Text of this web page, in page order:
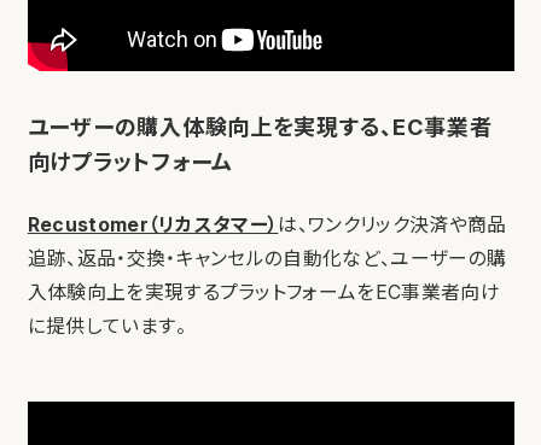
ユーザーの購入体験向上を実現する、EC事業者
向けプラットフォーム
Recustomer（リカスタマー） は、ワンクリック決済や商品
追跡、返品・交換・キャンセルの自動化など、ユーザーの購
入体験向上を実現するプラットフォームをEC事業者向け
に提供しています。